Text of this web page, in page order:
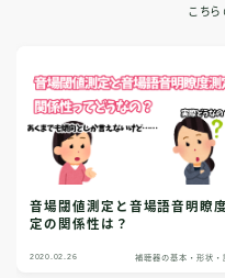
こちら
音場閾値測定と音場語音明瞭
定の関係性は？
2020.02.26 補聴器の基本・形状・